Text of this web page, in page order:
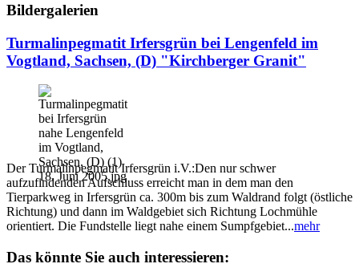
Bildergalerien
Turmalinpegmatit Irfersgrün bei Lengenfeld im
Vogtland, Sachsen, (D) "Kirchberger Granit"
Der Turmalinpegmatit Irfersgrün i.V.:Den nur schwer
aufzufindenden Aufschluss erreicht man in dem man den
Tierparkweg in Irfersgrün ca. 300m bis zum Waldrand folgt (östliche
Richtung) und dann im Waldgebiet sich Richtung Lochmühle
orientiert. Die Fundstelle liegt nahe einem Sumpfgebiet...mehr
Das könnte Sie auch interessieren: